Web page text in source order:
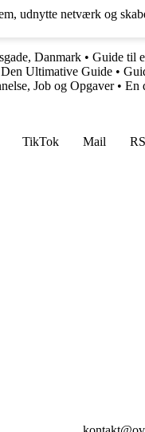
udnytte netværk og
Danmark • Guide til
Ultimative Guide •
Job og Opgaver• En
TikTok Mail